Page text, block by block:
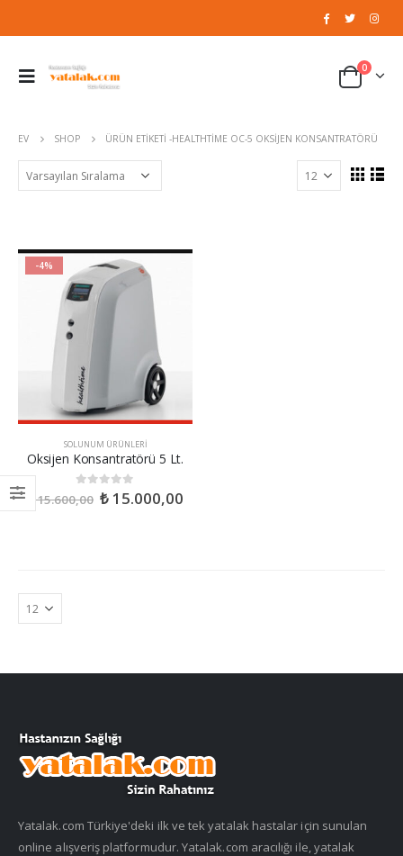
0
EV SHOP ÜRÜN ETIKETI -HEALTHTIME OC-5 OKSIJEN KONSANTRATÖRÜ
-4%
SOLUNUM ÜRÜNLERI
Oksijen Konsantratörü 5 Lt.
out of 5
15.600,00 ₺15.000,00
Yatalak.com Türkiye'deki ilk ve tek yatalak hastalar için sunulan
online alışveriş platformudur. Yatalak.com aracılığı ile, yatalak